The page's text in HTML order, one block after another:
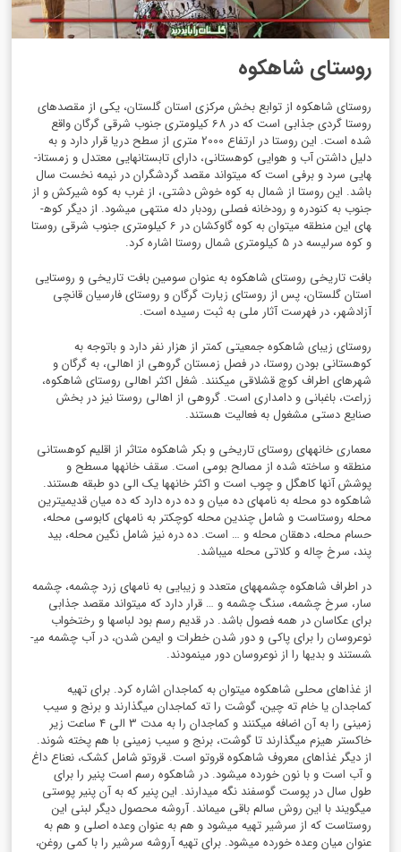
روستای شاهکوه
روستای شاه­کوه از توابع بخش مرکزی استان گلستان، یکی از مقصدهای
روستا گردی جذابی است که در 68 کیلومتری جنوب شرقی گرگان واقع
شده است. این روستا در ارتفاع 2000 متری از سطح دریا قرار دارد و به
دلیل داشتن آب و هوایی کوهستانی، دارای تابستان­هایی معتدل و زمستان­
هایی سرد و برفی است که می­تواند مقصد گردشگران در نیمه نخست سال
باشد. این روستا از شمال به کوه خوش دشتی، از غرب به کوه شیرکش و از
جنوب به کنودره و رودخانه فصلی رودبار دله منتهی می­شود. از دیگر کوه­
های این منطقه می­توان به کوه گاوکشان در 6 کیلومتری جنوب شرقی روستا
و کوه سرلیسه در 5 کیلومتری شمال روستا اشاره کرد.
بافت تاریخی روستای شاه­کوه به عنوان سومین بافت تاریخی و روستایی
استان گلستان، پس از روستای زیارت گرگان و روستای فارسیان قانچی
آزادشهر، در فهرست آثار ملی به ثبت رسیده است.
روستای زیبای شاه­کوه جمعیتی کمتر از هزار نفر دارد و باتوجه به
کوهستانی بودن روستا، در فصل زمستان گروهی از اهالی، به گرگان و
شهرهای اطراف کوچ قشلاقی می­کنند. شغل اکثر اهالی روستای شاه­کوه،
زراعت، باغبانی و دامداری است. گروهی از اهالی روستا نیز در بخش
صنایع دستی مشغول به فعالیت هستند.
معماری خانه­های روستای تاریخی و بکر شاه­کوه متاثر از اقلیم کوهستانی
منطقه و ساخته شده از مصالح بومی است. سقف خانه­ها مسطح و
پوشش آن­ها کاهگل و چوب است و اکثر خانه­ها یک الی دو طبقه هستند.
شاه­کوه دو محله به نام­های ده میان و ده دره دارد که ده میان قدیمی­ترین
محله روستاست و شامل چندین محله کوچک­تر به نام­های کابوسی محله،
حسام محله، دهقان محله و … است. ده دره نیز شامل نگین محله، بید
پند، سرخ چاله و کلاتی محله می­باشد.
در اطراف شاه­کوه چشمه­های متعدد و زیبایی به نام­های زرد چشمه، چشمه
سار، سرخ چشمه، سنگ چشمه و … قرار دارد که می­تواند مقصد جذابی
برای عکاسان در همه فصول باشد. در قدیم رسم بود لباس­ها و رختخواب
نوعروسان را برای پاکی و دور شدن خطرات و ایمن شدن، در آب چشمه می­
شستند و بدی­ها را از نوعروسان دور می­نمودند.
از غذاهای محلی شاه­کوه می­توان به کماجدان اشاره کرد. برای تهیه
کماجدان یا خام ته چین، گوشت را ته کماجدان می­گذارند و برنج و سیب
زمینی را به آن اضافه می­کنند و کماجدان را به مدت 3 الی 4 ساعت زیر
خاکستر هیزم می­گذارند تا گوشت، برنج و سیب زمینی با هم پخته شوند.
از دیگر غذاهای معروف شاه­کوه قروتو است. قروتو شامل کشک، نعناع داغ
و آب است و با نون خورده می­شود. در شاه­کوه رسم است پنیر را برای
طول سال در پوست گوسفند نگه می­دارند. این پنیر که به آن پنیر پوستی
می­گویند با این روش سالم باقی می­ماند. آروشه محصول دیگر لبنی این
روستاست که از سرشیر تهیه می­شود و هم به عنوان وعده اصلی و هم به
عنوان میان وعده خورده می­شود. برای تهیه آروشه سرشیر را با کمی روغن،